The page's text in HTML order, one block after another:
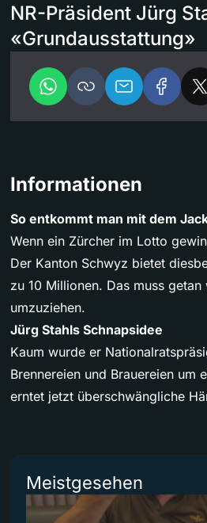
NR-Präsident Jürg
«Grundausstattung»
Informationen
So entkommt man mit dem
Wenn ein Zürcher im Lotto
Der Kanton Schwyz bietet
zu 10 Millionen. Das muss
umzuziehen.
Jürg Stahls Schnapsidee
Kaum wurde er
Brennereien und Brauereien um
erntet jetzt überschwängliche
Meistgesehen